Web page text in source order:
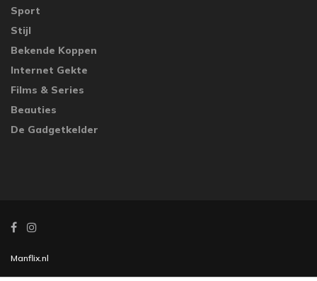
Sport
Stijl
Bekende Koppen
Internet Gekte
Films & Series
Beauties
De Gadgetkelder
Manflix.nl